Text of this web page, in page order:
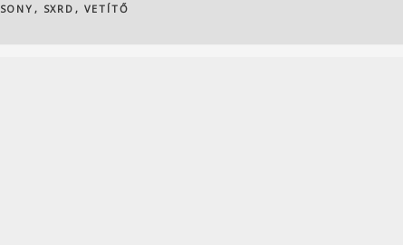
SONY , SXRD , VETÍTŐ